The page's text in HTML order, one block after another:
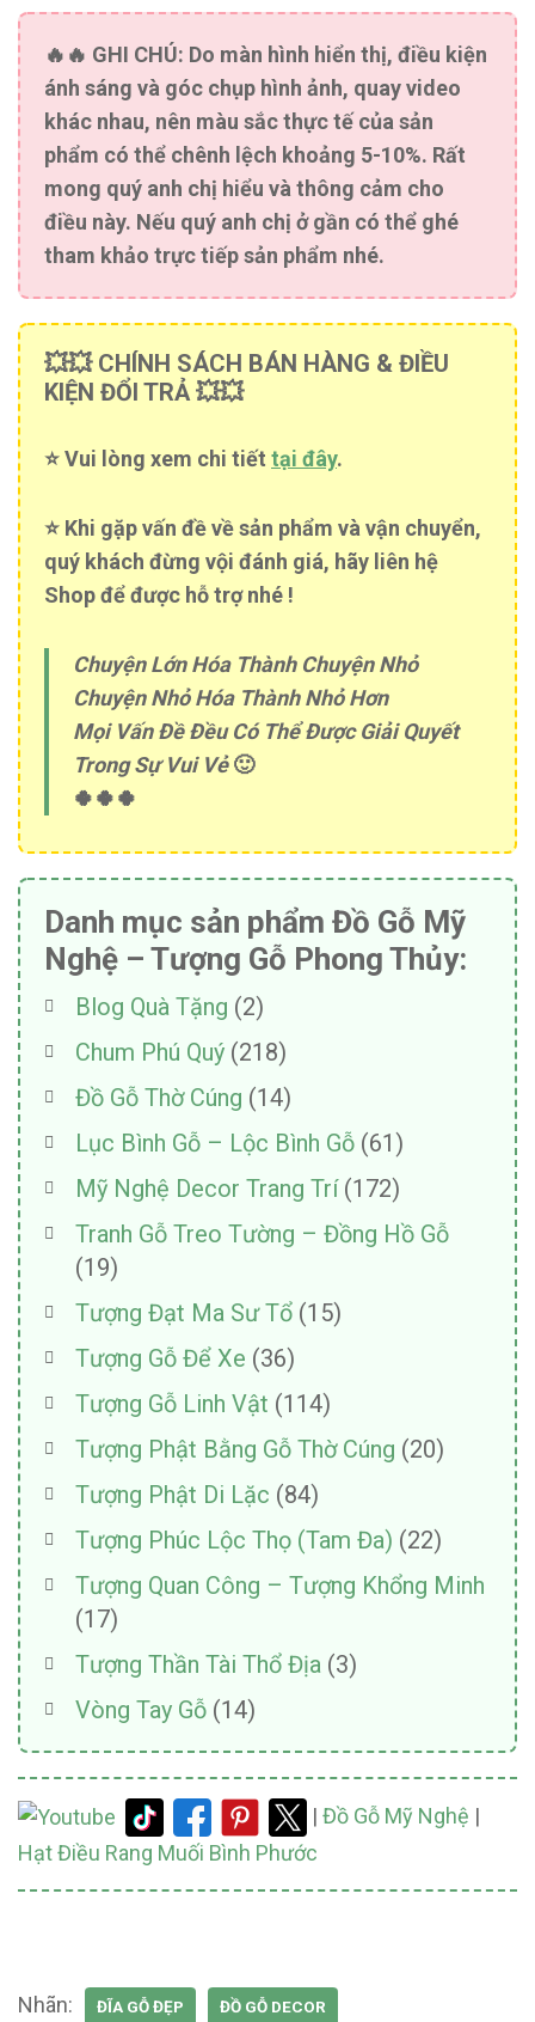
🔥🔥 GHI CHÚ: Do màn hình hiển thị, điều kiện
ánh sáng và góc chụp hình ảnh, quay video
khác nhau, nên màu sắc thực tế của sản
phẩm có thể chênh lệch khoảng 5-10%. Rất
mong quý anh chị hiểu và thông cảm cho
điều này. Nếu quý anh chị ở gần có thể ghé
tham khảo trực tiếp sản phẩm nhé.
💥💥 CHÍNH SÁCH BÁN HÀNG & ĐIỀU
KIỆN ĐỔI TRẢ 💥💥
⭐️ Vui lòng xem chi tiết tại đây.
⭐️ Khi gặp vấn đề về sản phẩm và vận chuyển,
quý khách đừng vội đánh giá, hãy liên hệ
Shop để được hỗ trợ nhé !
Chuyện Lớn Hóa Thành Chuyện Nhỏ
Chuyện Nhỏ Hóa Thành Nhỏ Hơn
Mọi Vấn Đề Đều Có Thể Được Giải Quyết
Trong Sự Vui Vẻ🙂
🍀🍀🍀
Danh mục sản phẩm Đồ Gỗ Mỹ
Nghệ – Tượng Gỗ Phong Thủy:
Blog Quà Tặng (2)
Chum Phú Quý(218)
Đồ Gỗ Thờ Cúng (14)
Lục Bình Gỗ – Lộc Bình Gỗ(61)
Mỹ Nghệ Decor Trang Trí(172)
Tranh Gỗ Treo Tường – Đồng Hồ Gỗ
(19)
Tượng Đạt Ma Sư Tổ(15)
Tượng Gỗ Để Xe (36)
Tượng Gỗ Linh Vật (114)
Tượng Phật Bằng Gỗ Thờ Cúng (20)
Tượng Phật Di Lặc (84)
Tượng Phúc Lộc Thọ (Tam Đa) (22)
Tượng Quan Công – Tượng Khổng Minh
(17)
Tượng Thần Tài Thổ Địa(3)
Vòng Tay Gỗ(14)
| Đồ Gỗ Mỹ Nghệ |
Hạt Điều Rang Muối Bình Phước
Nhãn: ĐĨA GỖ ĐẸP ĐỒ GỖ DECOR